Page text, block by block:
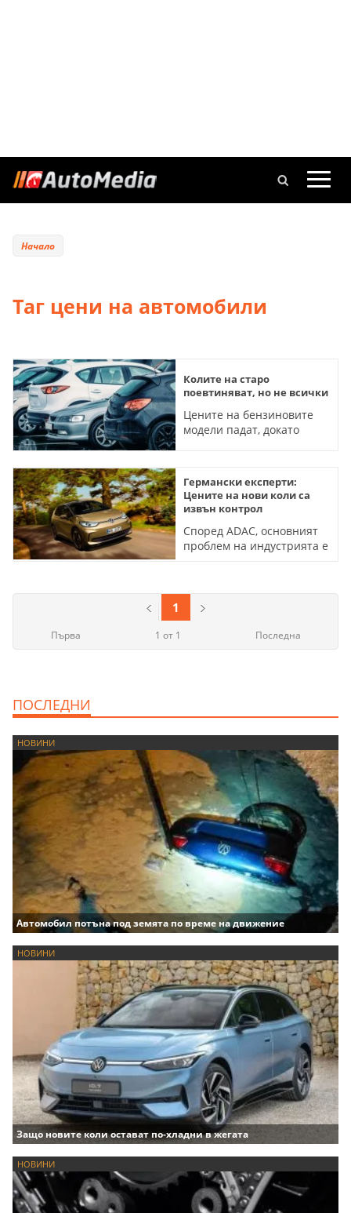
Начало
Таг цени на автомобили
Колите на старо
поевтиняват, но не всички
Цените на бензиновите
модели падат, докато
Германски експерти:
Цените на нови коли са
извън контрол
Според ADAC, основният
проблем на индустрията е
1 от 1 Последна
1
Първа
ПОСЛЕДНИ
НОВИНИ
Автомобил потъна под земята по време на движение
НОВИНИ
Защо новите коли остават по-хладни в жегата
НОВИНИ